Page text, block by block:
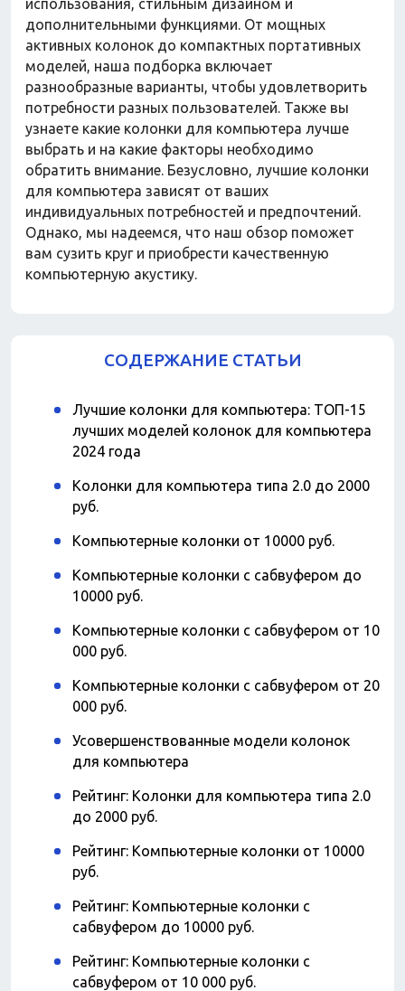
Мебель
Посуда
Домашний текстиль
Бытовая химия
Праздник
Игрушки
Сухой корм для кошек
Влажный корм для кошек
Сухой корм для собак
Влажный корм для собак
Аксессуары
использования, стильным дизайном и
дополнительными функциями. От мощных
активных колонок до компактных портативных
моделей, наша подборка включает
разнообразные варианты, чтобы удовлетворить
потребности разных пользователей. Также вы
узнаете какие колонки для компьютера лучше
выбрать и на какие факторы необходимо
обратить внимание. Безусловно, лучшие колонки
для компьютера зависят от ваших
индивидуальных потребностей и предпочтений.
Однако, мы надеемся, что наш обзор поможет
вам сузить круг и приобрести качественную
компьютерную акустику.
СОДЕРЖАНИЕ СТАТЬИ
Лучшие колонки для компьютера: ТОП-15
лучших моделей колонок для компьютера
2024 года
Колонки для компьютера типа 2.0 до 2000
руб.
Компьютерные колонки от 10000 руб.
Компьютерные колонки с сабвуфером до
10000 руб.
Компьютерные колонки с сабвуфером от 10
000 руб.
Компьютерные колонки с сабвуфером от 20
000 руб.
Усовершенствованные модели колонок
для компьютера
Рейтинг: Колонки для компьютера типа 2.0
до 2000 руб.
Рейтинг: Компьютерные колонки от 10000
руб.
Рейтинг: Компьютерные колонки с
сабвуфером до 10000 руб.
Рейтинг: Компьютерные колонки с
сабвуфером от 10 000 руб.